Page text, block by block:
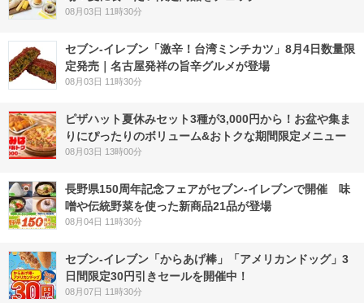
08月03日 11時30分
セブン-イレブン「激辛！台湾ミンチカツ」8月4日数量限
定発売｜名古屋発祥の旨辛グルメが登場
08月03日 11時30分
ピザハット夏休みセット3種が3,000円から！お盆や集ま
りにぴったりのボリューム&おトクな期間限定メニュー
08月03日 13時00分
長野県150周年記念フェアがセブン-イレブンで開催 味
噌や伝統野菜を使った新商品21品が登場
08月04日 11時30分
セブン‐イレブン「からあげ棒」「アメリカンドッグ」3
日間限定30円引きセールを開催中！
08月07日 11時30分